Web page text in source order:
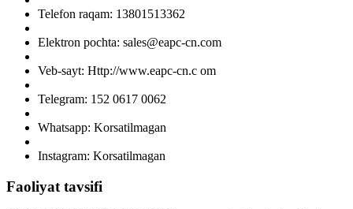
Telefon raqam: 13801513362
Elektron pochta: sales@eapc-cn.com
Veb-sayt: Http://www.eapc-cn.c om
Telegram: 152 0617 0062
Whatsapp: Korsatilmagan
Instagram: Korsatilmagan
Faoliyat tavsifi